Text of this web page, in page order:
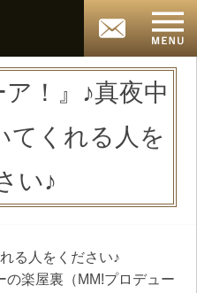
ア！』♪真夜中
てくれる人を
い♪
る人をください♪
の楽屋裏（MM!プロデュー